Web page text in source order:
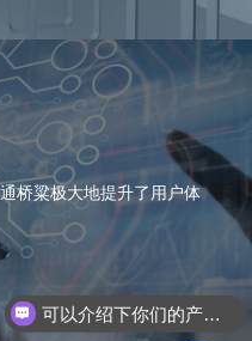
桥粱极大地提升了用户体
你们是怎么收费的呢？